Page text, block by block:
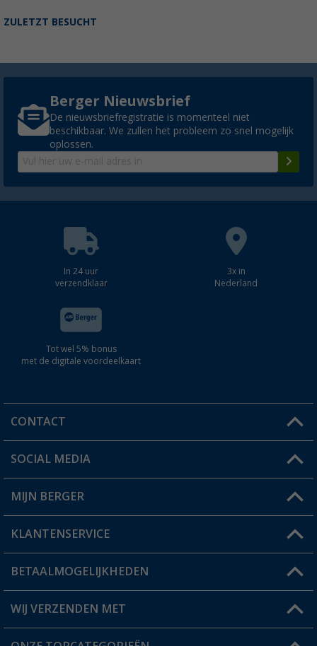
ZULETZT BESUCHT
Berger Nieuwsbrief
De nieuwsbriefregistratie is momenteel niet
beschikbaar. We zullen het probleem zo snel mogelijk
oplossen.
In 24 uur
verzendklaar
3x in
Nederland
Tot wel 5% bonus
met de digitale voordeelkaart
CONTACT
Een vraag?
Winkel vinden
SOCIAL MEDIA
MIJN BERGER
Mijn account
Status bestelling
Verlanglijstje
KLANTENSERVICE
FAQ & Contact
Verzendinformatie
BETAALMOGELIJKHEDEN
WIJ VERZENDEN MET